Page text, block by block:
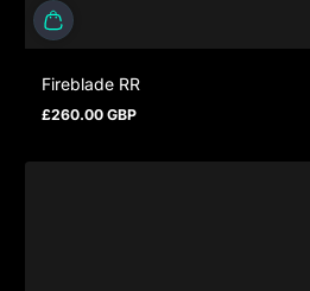
Fireblade RR
Regulärer Preis
£260.00 GBP